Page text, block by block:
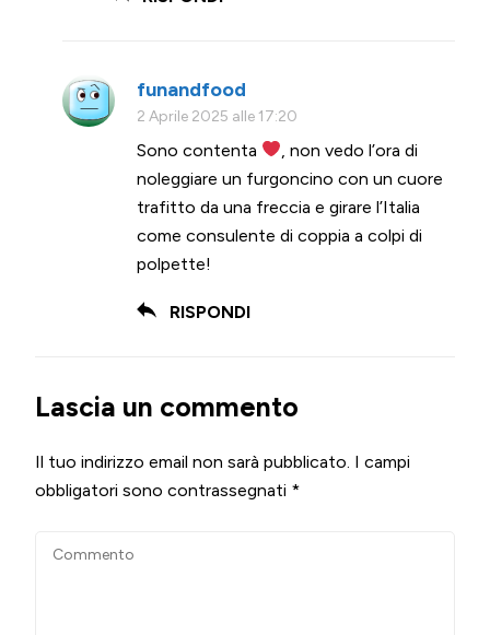
funandfood
2 Aprile 2025 alle 17:20
Sono contenta
, non vedo l’ora di
noleggiare un furgoncino con un cuore
trafitto da una freccia e girare l’Italia
come consulente di coppia a colpi di
polpette!
RISPONDI
Lascia un commento
Il tuo indirizzo email non sarà pubblicato. I campi
obbligatori sono contrassegnati *